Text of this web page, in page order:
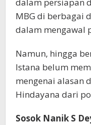
MBG di berbagai
dalam mengawal
Namun, hingga
Istana belum
mengenai alasan
Hindayana dari
Sosok Nanik S